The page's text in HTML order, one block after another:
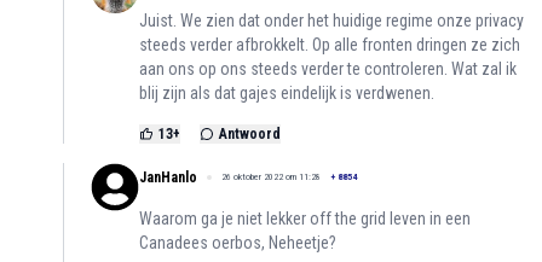
Juist. We zien dat onder het huidige regime onze privacy
steeds verder afbrokkelt. Op alle fronten dringen ze zich
aan ons op ons steeds verder te controleren. Wat zal ik
blij zijn als dat gajes eindelijk is verdwenen.
13+ Antwoord
JanHanlo 26 oktober 2022 om 11:28 + 8854
Waarom ga je niet lekker off the grid leven in een
Canadees oerbos, Neheetje?